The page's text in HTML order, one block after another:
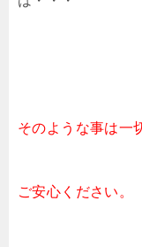
そのような事は一
ご安心ください。